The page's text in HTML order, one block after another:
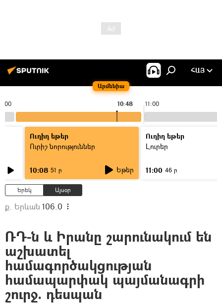
Արմենիա
ՀԱՅ
11:00
10:48
Ուղիղ եթեր
Ուրիշ նորություններ
10:08 51 ր Եթեր
Ուղիղ եթեր
Լուրեր
11:00 46 ր
Երեկ Այսօր
ք. Երևան 106.0
ՌԴ-ն և Իրանը շարունակում են
աշխատել
համագործակցության
համապարփակ պայմանագրի
շուրջ. դեսպան